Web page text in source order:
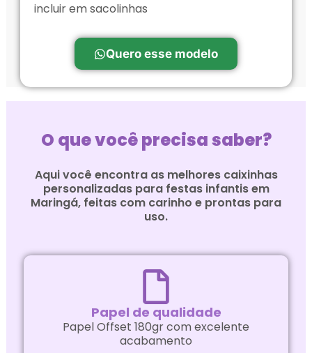
incluir em sacolinhas
Quero esse modelo
O que você precisa saber?
Aqui você encontra as melhores caixinhas
personalizadas para festas infantis em
Maringá, feitas com carinho e prontas para
uso.
Papel de qualidade
Papel Offset 180gr com excelente
acabamento